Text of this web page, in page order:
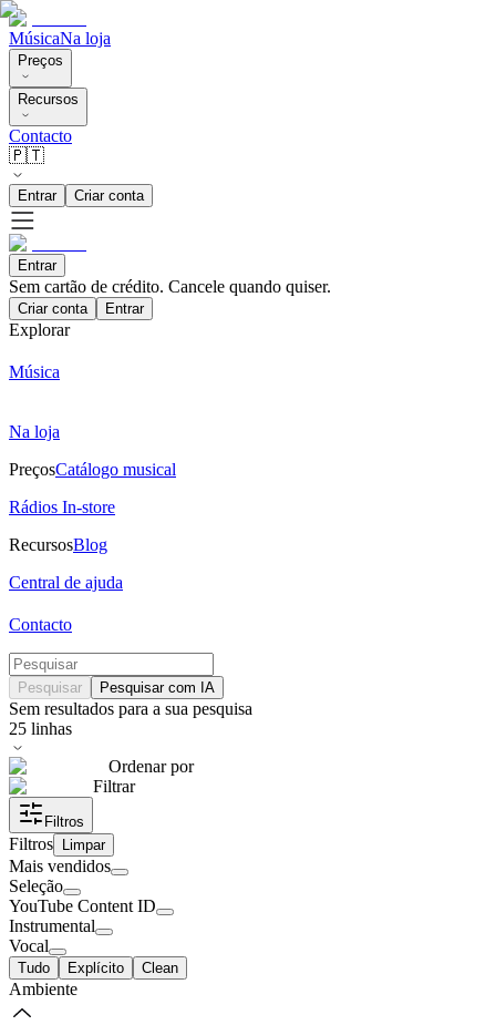
MúsicaNa loja
Preços
Recursos
Contacto
🇵🇹
Entrar Criar conta
Entrar
Sem cartão de crédito. Cancele quando quiser.
Criar conta Entrar
Explorar
Música
Na loja
PreçosCatálogo musical
Rádios In-store
RecursosBlog
Central de ajuda
Contacto
Pesquisar Pesquisar com IA
Sem resultados para a sua pesquisa
25 linhas
Ordenar por
Filtrar
Filtros
Filtros Limpar
Mais vendidos
Seleção
YouTube Content ID
Instrumental
Vocal
Tudo Explícito Clean
Ambiente